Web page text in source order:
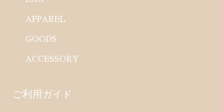
APPAREL
GOODS
ACCESSORY
ご利用ガイド